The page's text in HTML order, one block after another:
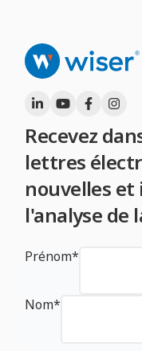
Recevez
lettres
nouvelles
l'analyse de
Prénom*
Nom*